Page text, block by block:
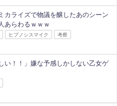
カライズで物議を醸したあのシーン
あらわるｗｗｗ
ヒプノシスマイク 考察
い！！」嫌な予感しかしない乙女ゲ